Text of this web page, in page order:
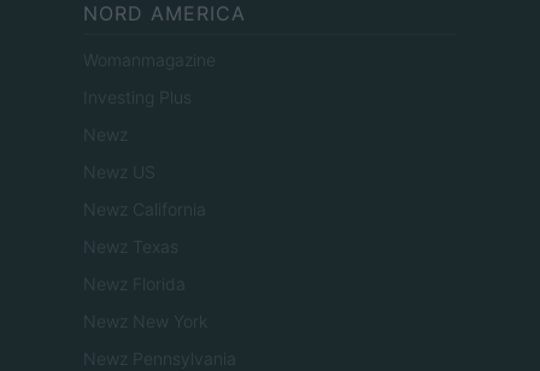
NORD AMERICA
Womanmagazine
Investing Plus
Newz
Newz US
Newz California
Newz Texas
Newz Florida
Newz New York
Newz Pennsylvania